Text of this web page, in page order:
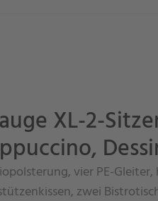
XL-2-
vier PE-
zwei